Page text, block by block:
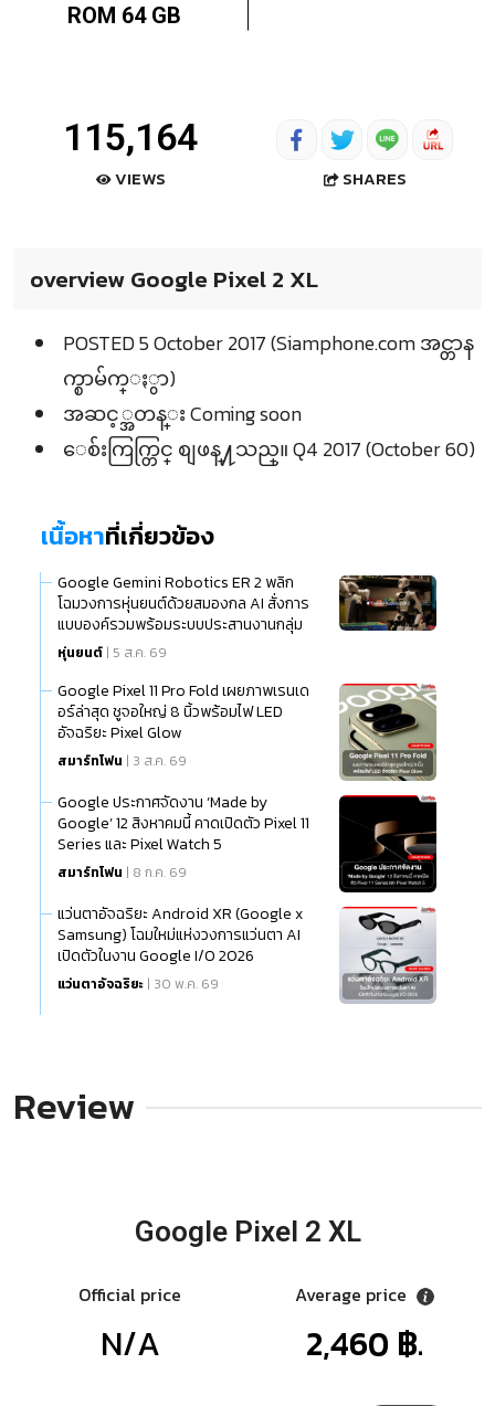
ROM 64 GB
115,164
VIEWS SHARES
overview Google Pixel 2 XL
POSTED 5 October 2017 (Siamphone.com အင္တာန
က္စာမ်က္ႏွာ)
အဆင့္အတန္း Coming soon
ေစ်းကြက္တြင္ စျဖန္႔သည္။ Q4 2017 (October 60)
เนื้อหาที่เกี่ยวข้อง
Google Gemini Robotics ER 2 พลิก
โฉมวงการหุ่นยนต์ด้วยสมองกล AI สั่งการ
แบบองค์รวมพร้อมระบบประสานงานกลุ่ม
หุ่นยนต์ | 5 ส.ค. 69
Google Pixel 11 Pro Fold เผยภาพเรนเด
อร์ล่าสุด ชูจอใหญ่ 8 นิ้วพร้อมไฟ LED
อัจฉริยะ Pixel Glow
สมาร์ทโฟน | 3 ส.ค. 69
Google ประกาศจัดงาน ‘Made by
Google’ 12 สิงหาคมนี้ คาดเปิดตัว Pixel 11
Series และ Pixel Watch 5
สมาร์ทโฟน | 8 ก.ค. 69
แว่นตาอัจฉริยะ Android XR (Google x
Samsung) โฉมใหม่แห่งวงการแว่นตา AI
เปิดตัวในงาน Google I/O 2026
แว่นตาอัจฉริยะ | 30 พ.ค. 69
Review
Google Pixel 2 XL
Official price
N/A
Average price
2,460 ฿.